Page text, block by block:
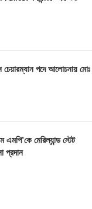
চেয়ারম্যান পদে আলোচনায় মোঃ
মেরিল্যান্ড স্টেট
প্রদান